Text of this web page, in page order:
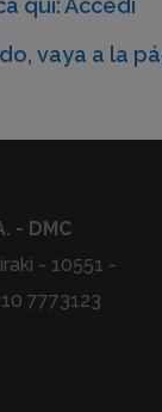
qui:Accedi
vaya a la
- DMC
- 10551 -
7773123